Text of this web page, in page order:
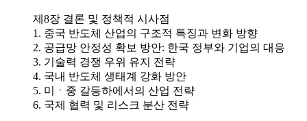
제8장 결론 및 정책적 시사점
1. 중국 반도체 산업의 구조적 특징과 변화 방향
2. 공급망 안정성 확보 방안: 한국 정부와 기업의 대응
3. 기술력 경쟁 우위 유지 전략
4. 국내 반도체 생태계 강화 방안
5. 미ㆍ중 갈등하에서의 산업 전략
6. 국제 협력 및 리스크 분산 전략